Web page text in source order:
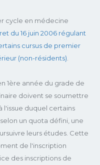
cycle en médecine
du 16 juin 2006 régulant
cursus de premier
(non-résidents)
1ère année du grade de
doivent se soumettre
l'issue duquel certains
un quota défini, une
leurs études. Cette
de l'inscription
des inscriptions de